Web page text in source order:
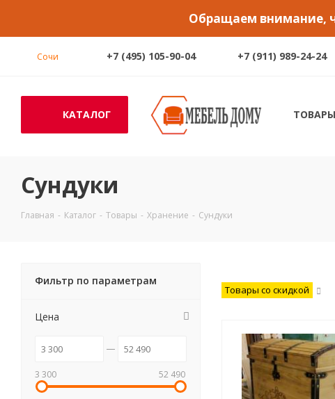
Обращаем внимание,
Сочи +7 (495) 105-90-04 +7 (911) 989-24-24
КАТАЛОГ ТОВАРЫ
Сундуки
Главная - Каталог - Товары - Хранение - Сундуки
Товары со скидкой
Фильтр по параметрам
Цена
3 300 52 490